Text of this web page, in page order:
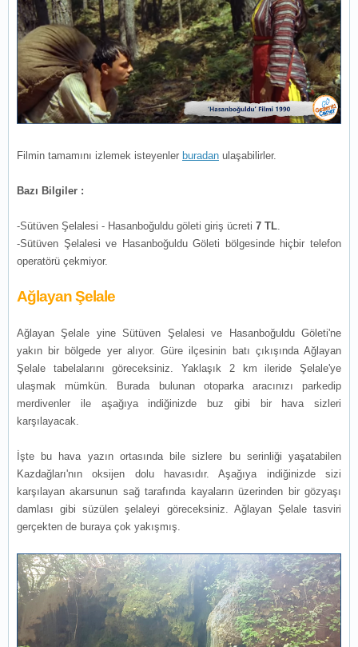
Filmin tamamını izlemek isteyenler buradan ulaşabilirler.
Bazı Bilgiler :
-Sütüven Şelalesi - Hasanboğuldu göleti giriş ücreti 7 TL
-Sütüven Şelalesi ve Hasanboğuldu Göleti bölgesinde hiçbir telefon
operatörü çekmiyor.
Ağlayan Şelale
Ağlayan Şelale yine Sütüven Şelalesi ve Hasanboğuldu Göleti'ne
yakın bir bölgede yer alıyor. Güre ilçesinin batı çıkışında Ağlayan
Şelale tabelalarını göreceksiniz. Yaklaşık 2 km ileride Şelale'ye
ulaşmak mümkün. Burada bulunan otoparka aracınızı parkedip
merdivenler ile aşağıya indiğinizde buz gibi bir hava sizleri
karşılayacak.
İşte bu hava yazın ortasında bile sizlere bu serinliği yaşatabilen
Kazdağları'nın oksijen dolu havasıdır. Aşağıya indiğinizde sizi
karşılayan akarsunun sağ tarafında kayaların üzerinden bir gözyaşı
damlası gibi süzülen şelaleyi göreceksiniz. Ağlayan Şelale tasviri
gerçekten de buraya çok yakışmış.